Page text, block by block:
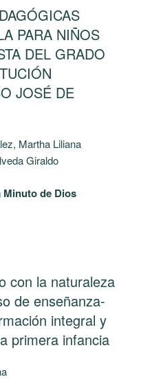
PARA NIÑOS
DEL GRADO
JOSÉ DE
Martha Liliana
Giraldo
de Dios
con la naturaleza
de enseñanza-
integral y
primera infancia